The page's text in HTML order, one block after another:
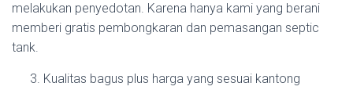
melakukan penyedotan. Karena hanya kami yang berani
memberi gratis pembongkaran dan pemasangan septic
tank.
Kualitas bagus plus harga yang sesuai kantong